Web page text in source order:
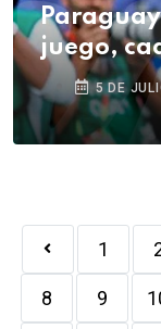
juego,
como5 DE
1
8 9